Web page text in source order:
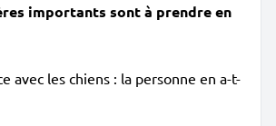
importants sont à prendre en
avec les chiens : la personne en a-t-